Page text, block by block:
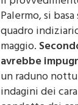
Il
Palermo, si
quadro
maggio.
avrebbe
un raduno
indagini dei